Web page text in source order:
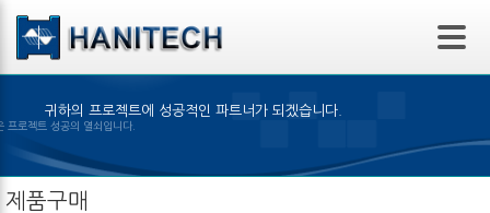
본문 바로가기
귀하의 프로젝트에 성공적인 파트너가 되겠습니다.
품의 선택은 프로젝트 성공의 열쇠입니다.
제품구매